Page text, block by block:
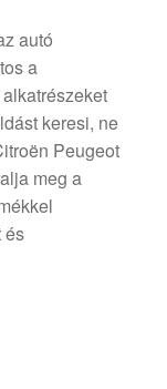
autó
a
keresi, ne
Peugeot
meg a
és